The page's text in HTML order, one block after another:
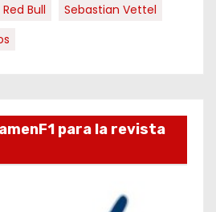
Red Bull
Sebastian Vettel
para la revista